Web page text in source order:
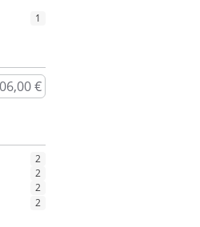
1
2
2
2
2